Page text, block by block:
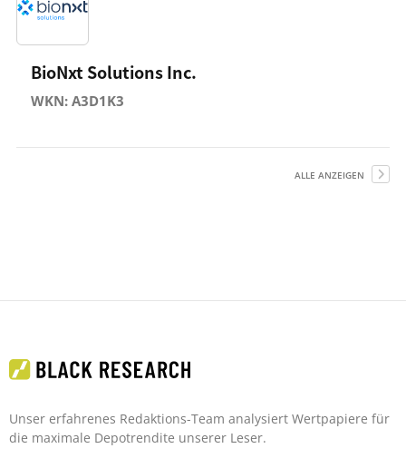
BioNxt Solutions Inc.
WKN: A3D1K3
ALLE ANZEIGEN
Unser erfahrenes Redaktions-Team analysiert Wertpapiere für
die maximale Depotrendite unserer Leser.